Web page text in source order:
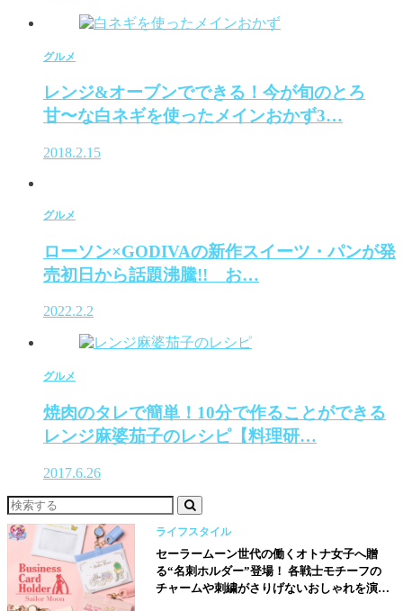
グルメ
レンジ&オーブンでできる！今が旬のとろ
甘〜な白ネギを使ったメインおかず3…
2018.2.15
グルメ
ローソン×GODIVAの新作スイーツ・パンが発
売初日から話題沸騰!! お…
2022.2.2
グルメ
焼肉のタレで簡単！10分で作ることができる
レンジ麻婆茄子のレシピ【料理研…
2017.6.26
ライフスタイル
セーラームーン世代の働くオトナ女子へ贈
る“名刺ホルダー”登場！ 各戦士モチーフの
チャームや刺繍がさりげないおしゃれを演